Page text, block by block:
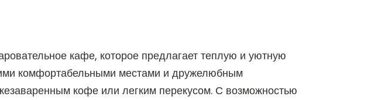
кафе, которое предлагает теплую и уютную
комфортабельными местами и дружелюбным
кофе или легким перекусом. С возможностью